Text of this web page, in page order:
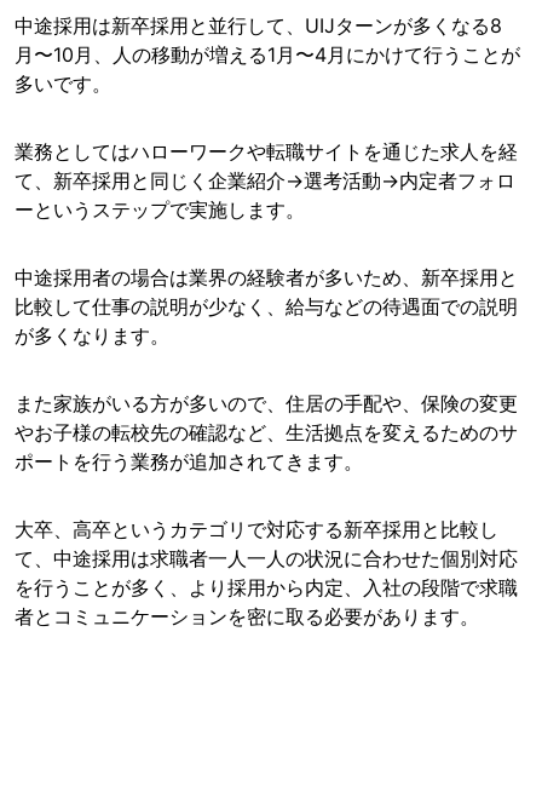
中途採用は新卒採用と並行して、UIJターンが多くなる8
月〜10月、人の移動が増える1月〜4月にかけて行うことが
多いです。
業務としてはハローワークや転職サイトを通じた求人を経
て、新卒採用と同じく企業紹介→選考活動→内定者フォロ
ーというステップで実施します。
中途採用者の場合は業界の経験者が多いため、新卒採用と
比較して仕事の説明が少なく、給与などの待遇面での説明
が多くなります。
また家族がいる方が多いので、住居の手配や、保険の変更
やお子様の転校先の確認など、生活拠点を変えるためのサ
ポートを行う業務が追加されてきます。
大卒、高卒というカテゴリで対応する新卒採用と比較し
て、中途採用は求職者一人一人の状況に合わせた個別対応
を行うことが多く、より採用から内定、入社の段階で求職
者とコミュニケーションを密に取る必要があります。